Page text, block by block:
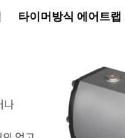
타이머방식 에어트랩